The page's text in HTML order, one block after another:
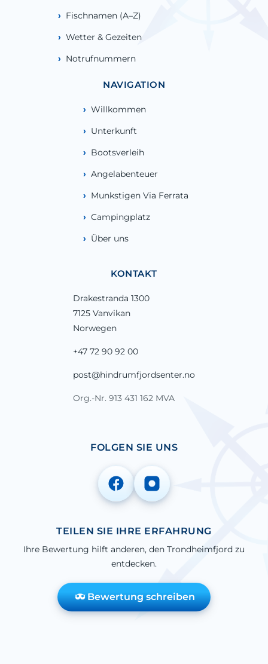
NAVIGATION
Willkommen
Unterkunft
Bootsverleih
Angelabenteuer
Munkstigen Via Ferrata
Campingplatz
Über uns
KONTAKT
Drakestranda 1300
7125 Vanvikan
Norwegen
+47 72 90 92 00
post@hindrumfjordsenter.no
Org.-Nr. 913 431 162 MVA
Fischnamen (A–Z)
Wetter & Gezeiten
Notrufnummern
FOLGEN SIE UNS
TEILEN SIE IHRE ERFAHRUNG
Ihre Bewertung hilft anderen, den Trondheimfjord zu
entdecken.
Bewertung schreiben